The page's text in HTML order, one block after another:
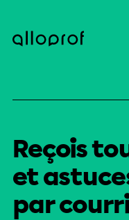
Reçois
et
par